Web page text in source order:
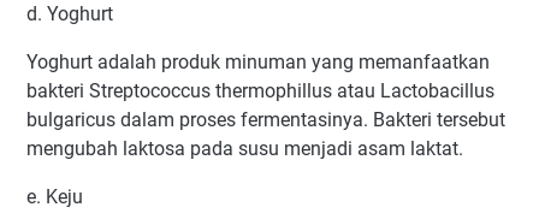
d. Yoghurt
Yoghurt adalah produk minuman yang memanfaatkan
bakteri Streptococcus thermophillus atau Lactobacillus
bulgaricus dalam proses fermentasinya. Bakteri tersebut
mengubah laktosa pada susu menjadi asam laktat.
e. Keju